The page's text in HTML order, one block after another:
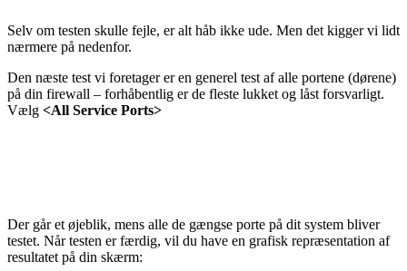
Selv om testen skulle fejle, er alt håb ikke ude. Men det kigger vi lidt
nærmere på nedenfor.
Den næste test vi foretager er en generel test af alle portene (dørene)
på din firewall – forhåbentlig er de fleste lukket og låst forsvarligt.
Vælg <All Service Ports>
Der går et øjeblik, mens alle de gængse porte på dit system bliver
testet. Når testen er færdig, vil du have en grafisk repræsentation af
resultatet på din skærm: